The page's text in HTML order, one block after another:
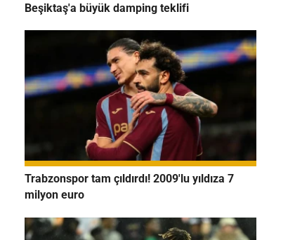
Beşiktaş'a büyük damping teklifi
Trabzonspor tam çıldırdı! 2009'lu yıldıza 7
milyon euro